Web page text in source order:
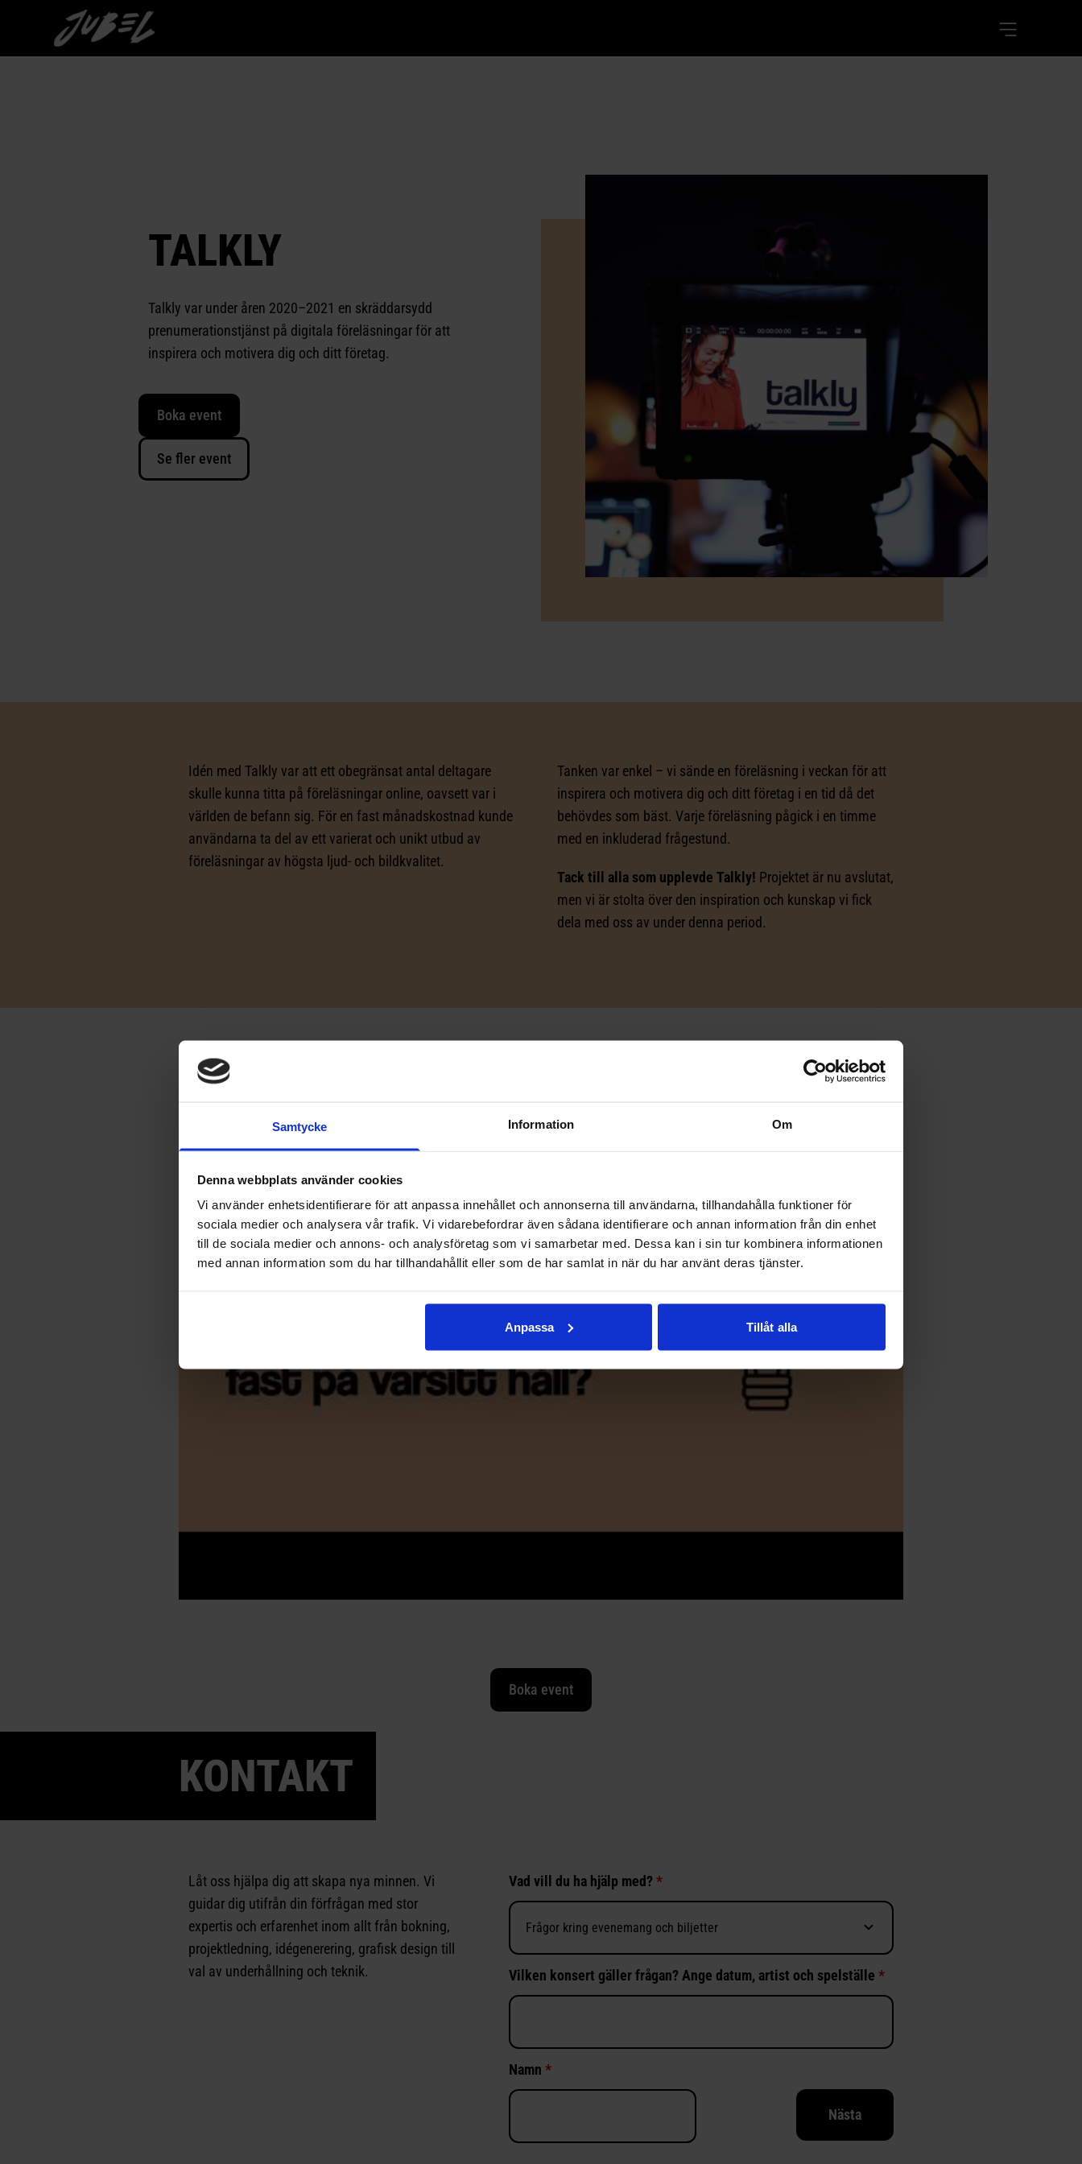
Samtycke Information Om
Denna webbplats använder cookies
Vi använder enhetsidentifierare för att anpassa innehållet och annonserna till användarna, tillhandahålla funktioner för
sociala medier och analysera vår trafik. Vi vidarebefordrar även sådana identifierare och annan information från din enhet
till de sociala medier och annons- och analysföretag som vi samarbetar med. Dessa kan i sin tur kombinera informationen
med annan information som du har tillhandahållit eller som de har samlat in när du har använt deras tjänster.
Anpassa Tillåt alla
TALKLY
Talkly var under åren 2020–2021 en skräddarsydd
prenumerationstjänst på digitala föreläsningar för att
inspirera och motivera dig och ditt företag.
Boka event
Se fler event
Idén med Talkly var att ett obegränsat antal deltagare
skulle kunna titta på föreläsningar online, oavsett var i
världen de befann sig. För en fast månadskostnad kunde
användarna ta del av ett varierat och unikt utbud av
föreläsningar av högsta ljud- och bildkvalitet.
Tanken var enkel – vi sände en föreläsning i veckan för att
inspirera och motivera dig och ditt företag i en tid då det
behövdes som bäst. Varje föreläsning pågick i en timme
med en inkluderad frågestund.
Tack till alla som upplevde Talkly! Projektet är nu avslutat,
men vi är stolta över den inspiration och kunskap vi fick
dela med oss av under denna period.
Boka event
KONTAKT
Låt oss hjälpa dig att skapa nya minnen. Vi
guidar dig utifrån din förfrågan med stor
expertis och erfarenhet inom allt från bokning,
projektledning, idégenerering, grafisk design till
val av underhållning och teknik.
Vad vill du ha hjälp med? *
Vilken konsert gäller frågan? Ange datum, artist och spelställe *
Namn *